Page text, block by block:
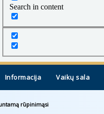
Search in content
Informacija Vaikų sala
rūpinimąsi